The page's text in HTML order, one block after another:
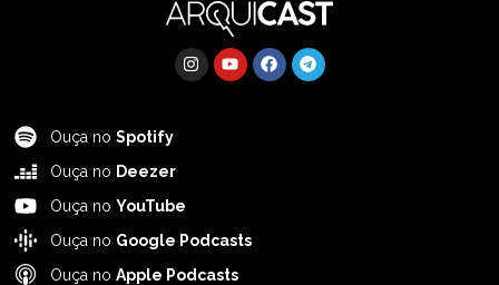
Ouça no Spotify
Ouça no Deezer
Ouça no YouTube
Ouça no Google Podcasts
Ouça no Apple Podcasts